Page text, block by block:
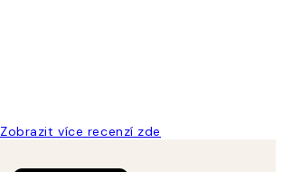
Zobrazit více recenzí zde